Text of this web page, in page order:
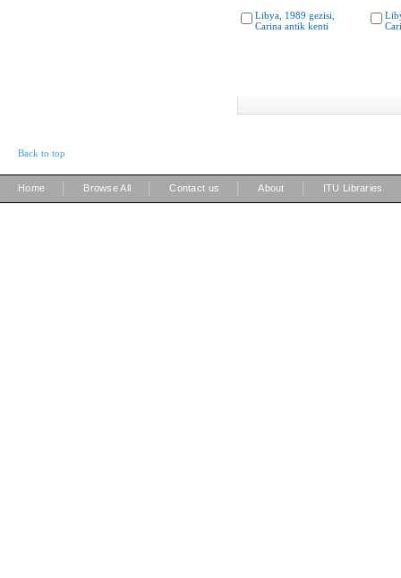
Libya, 1989 gezisi,
Carina antik kenti
Back to top
Home Browse All Contact us About ITU Libraries